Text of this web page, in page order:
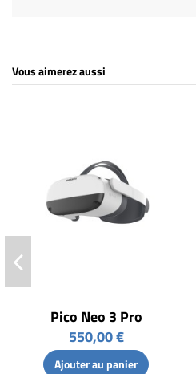
Vous aimerez aussi
Pico Neo 3 Pro
550,00 €
Ajouter au panier